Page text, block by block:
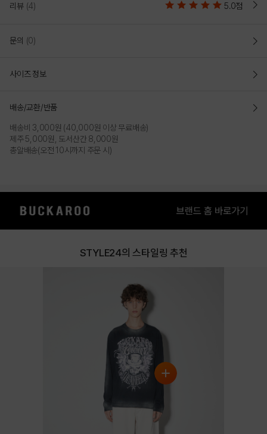
리뷰 (4) 5.0점
문의 (0)
사이즈 정보
배송/교환/반품
배송비 3,000원 (40,000원 이상 무료배송)
제주 5,000원, 도서산간 8,000원
총알배송(오전 10시까지 주문 시)
STYLE24의 스타일링 추천